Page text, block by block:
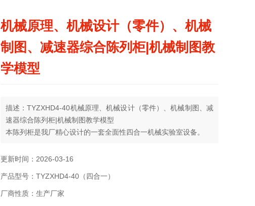
机械原理、机械设计（零件）、机械
制图、减速器综合陈列柜|机械制图教
学模型
描述：TYZXHD4-40机械原理、机械设计（零件）、机械制图、减
速器综合陈列柜|机械制图教学模型
本陈列柜是我厂精心设计的一套全面性四合一机械实验室设备。
更新时间：2026-03-16
产品型号：TYZXHD4-40（四合一）
厂商性质：生产厂家